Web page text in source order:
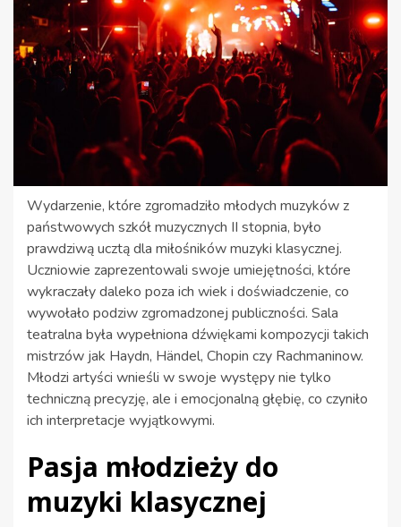
Wydarzenie, które zgromadziło młodych muzyków z
państwowych szkół muzycznych II stopnia, było
prawdziwą ucztą dla miłośników muzyki klasycznej.
Uczniowie zaprezentowali swoje umiejętności, które
wykraczały daleko poza ich wiek i doświadczenie, co
wywołało podziw zgromadzonej publiczności. Sala
teatralna była wypełniona dźwiękami kompozycji takich
mistrzów jak Haydn, Händel, Chopin czy Rachmaninow.
Młodzi artyści wnieśli w swoje występy nie tylko
techniczną precyzję, ale i emocjonalną głębię, co czyniło
ich interpretacje wyjątkowymi.
Pasja młodzieży do
muzyki klasycznej